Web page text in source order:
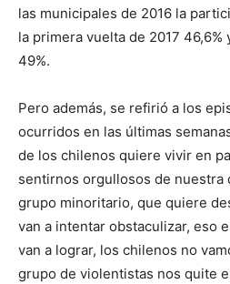
las municipales de 2016 la
la primera vuelta de 2017
49%.
Pero además, se refirió a los
ocurridos en las últimas
de los chilenos quiere vivir en
sentirnos orgullosos de nuestra
grupo minoritario, que quiere
van a intentar obstaculizar, eso
van a lograr, los chilenos no
grupo de violentistas nos quite